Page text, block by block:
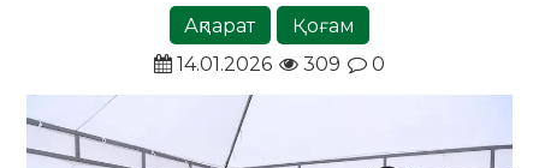
Ақпарат
Қоғам
14.01.2026
309 0